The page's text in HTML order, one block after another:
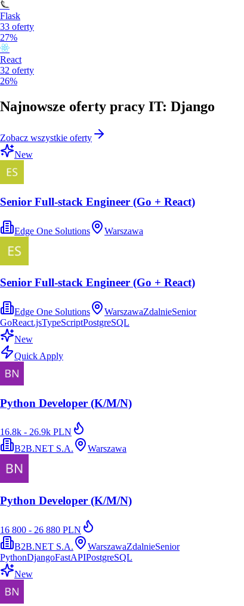
Flask
33 oferty
27%
React
32 oferty
26%
Najnowsze oferty pracy IT: Django
Zobacz wszystkie oferty
New
Senior Full-stack Engineer (Go + React)
Edge One Solutions Warszawa
Senior Full-stack Engineer (Go + React)
Edge One Solutions WarszawaZdalnieSenior
GoReact.jsTypeScriptPostgreSQL
New
Quick Apply
Python Developer (K/M/N)
16.8k - 26.9k PLN
B2B.NET S.A.
Warszawa
Python Developer (K/M/N)
16 800 - 26 880 PLN
B2B.NET S.A.
WarszawaZdalnieSenior
PythonDjangoFastAPIPostgreSQL
New